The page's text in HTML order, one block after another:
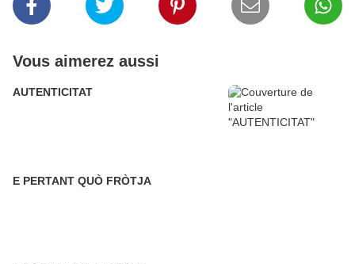
Vous aimerez aussi
AUTENTICITAT
E PERTANT QUÒ FRÒTJA